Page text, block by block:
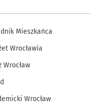
Mieszkańca
Wrocławia
Wrocław
Wrocław